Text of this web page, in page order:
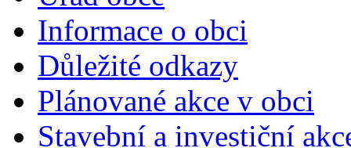
Informace o obci
Důležité odkazy
Plánované akce v obci
Stavební a investiční